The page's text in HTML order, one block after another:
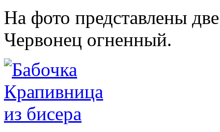
На фото представлены
Червонец огненный.